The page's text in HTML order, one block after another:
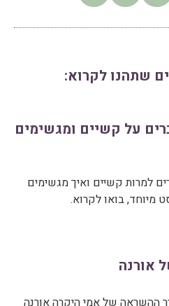
שתהנו לקרוא:
על קשיים ומגשימים
למרות קשיים ואיך מגשימים
מיוחד, בואו לקרוא.
אורנה
ההשראה של אמי היקרה אורנה